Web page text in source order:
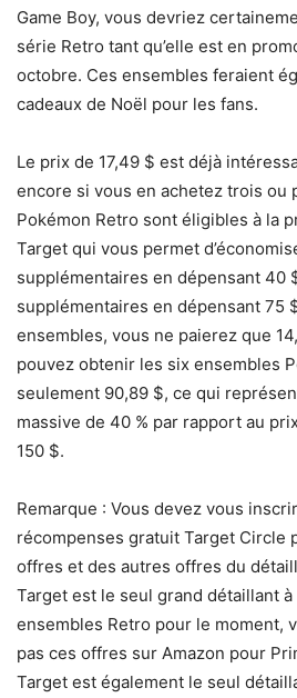
Game Boy, vous devriez
série Retro tant qu’elle est en
octobre. Ces ensembles feraient
cadeaux de Noël pour les fans.
Le prix de 17,49 $ est déjà
encore si vous en achetez trois ou
Pokémon Retro sont éligibles à la
Target qui vous permet
supplémentaires en dépensant 40
supplémentaires en dépensant 75
ensembles, vous ne paierez que
pouvez obtenir les six ensembles
seulement 90,89 $, ce qui
massive de 40 % par rapport au
150 $.
Remarque : Vous devez vous
récompenses gratuit Target Circle
offres et des autres offres du
Target est le seul grand détaillant
ensembles Retro pour le moment,
pas ces offres sur Amazon pour
Target est également le seul